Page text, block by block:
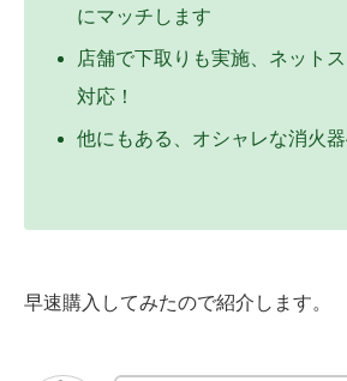
にマッチします
店舗で下取りも実施、ネット
対応！
他にもある、オシャレな消火
早速購入してみたので紹介します。